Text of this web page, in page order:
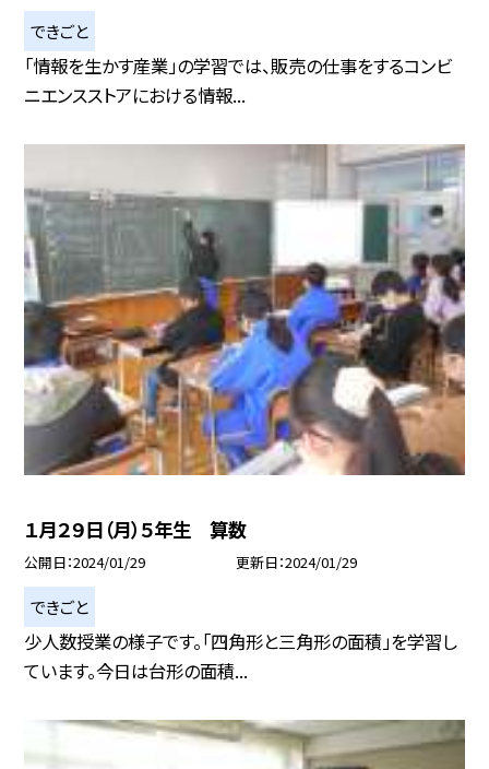
できごと
「情報を生かす産業」の学習では、販売の仕事をするコンビ
ニエンスストアにおける情報...
１月２９日（月）５年生 算数
公開日 2024/01/29 更新日 2024/01/29
できごと
少人数授業の様子です。「四角形と三角形の面積」を学習し
ています。今日は台形の面積...